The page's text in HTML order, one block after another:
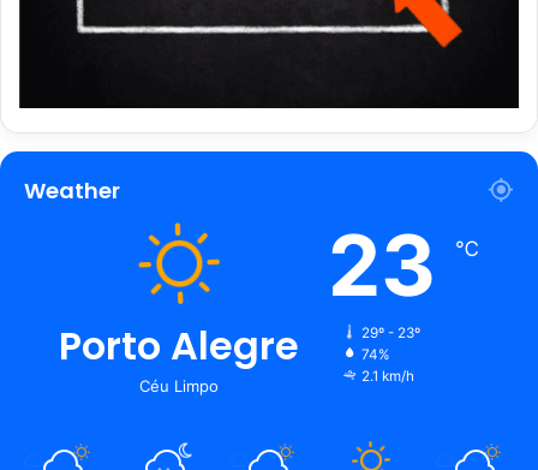
Weather
Porto Alegre
Céu Limpo
23 ℃
29º - 23º
74%
2.1 km/h